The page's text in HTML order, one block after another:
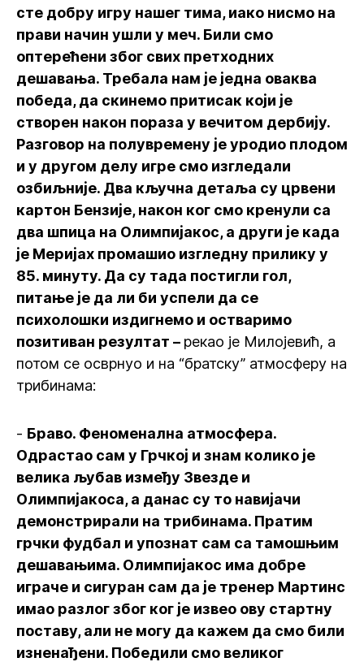
сте добру игру нашег тима, иако нисмо на
прави начин ушли у меч. Били смо
оптерећени због свих претходних
дешавања. Требала нам је једна оваква
победа, да скинемо притисак који је
створен након пораза у вечитом дербију.
Разговор на полувремену је уродио плодом
и у другом делу игре смо изгледали
озбиљније. Два кључна детаља су црвени
картон Бензије, након ког смо кренули са
два шпица на Олимпијакос, а други је када
је Меријах промашио изгледну прилику у
85. минуту. Да су тада постигли гол,
питање је да ли би успели да се
психолошки издигнемо и остваримо
позитиван резултат – рекао је Милојевић, а
потом се осврнуо и на “братску” атмосферу на
трибинама:
- Браво. Феноменална атмосфера.
Одрастао сам у Грчкој и знам колико је
велика љубав између Звезде и
Олимпијакоса, а данас су то навијачи
демонстрирали на трибинама. Пратим
грчки фудбал и упознат сам са тамошњим
дешавањима. Олимпијакос има добре
играче и сигуран сам да је тренер Мартинс
имао разлог због ког је извео ову стартну
поставу, али не могу да кажем да смо били
изненађени. Победили смо великог